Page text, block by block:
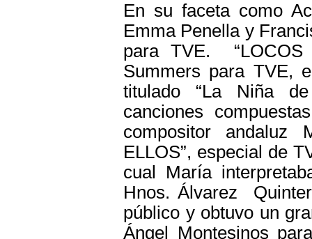
En su faceta como
Emma Penella y
para TVE. “LOCOS
Summers para TVE,
titulado “La Niña
canciones
compositor andaluz
ELLOS”, especial de
cual María
Hnos. Álvarez
público y obtuvo un
Ángel Montesinos